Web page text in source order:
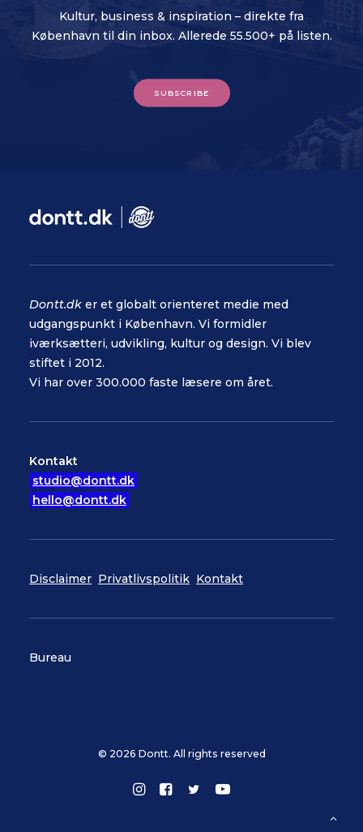
Kultur, business & inspiration – direkte fra
København til din inbox. Allerede 55.500+ på listen.
SUBSCRIBE
Dontt.dk er et globalt orienteret medie med
udgangspunkt i København. Vi formidler
iværksætteri, udvikling, kultur og design. Vi blev
stiftet i 2012.
Vi har over 300.000 faste læsere om året.
Kontakt
studio@dontt.dk
hello@dontt.dk
Disclaimer Privatlivspolitik Kontakt
Bureau
© 2026 Dontt. All rights reserved